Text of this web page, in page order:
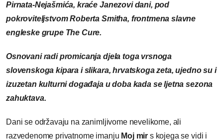
Pirnata-Nejašmića, kraće Janezovi dani, pod
pokroviteljstvom Roberta Smitha, frontmena slavne
engleske grupe The Cure.
Osnovani radi promicanja djela toga vrsnoga
slovenskoga kipara i slikara, hrvatskoga zeta, ujedno su i
izuzetan kulturni događaja u doba kada se ljetna sezona
zahuktava.
Dani se održavaju na zanimljivome nevelikome, ali
razvedenome privatnome imanju Moj mir s kojega se vidi i